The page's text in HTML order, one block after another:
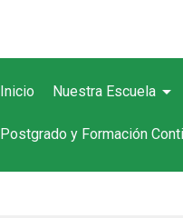
Inicio Nuestra Escuela arrow_drop_down
Postgrado y Formación